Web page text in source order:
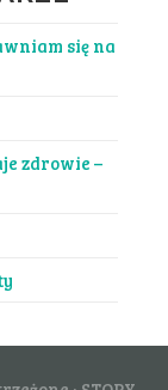
się na
zdrowie –